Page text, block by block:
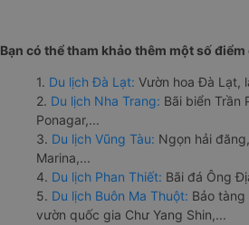
Bạn có thể tham khảo thêm một số
1. Du lịch Đà Lạt: Vườn hoa Đà Lạt,
2. Du lịch Nha Trang: Bãi biển Trần
Ponagar,...
3. Du lịch Vũng Tàu: Ngọn hải
Marina,...
4. Du lịch Phan Thiết: Bãi đá Ông
5. Du lịch Buôn Ma Thuột: Bảo tàng
vườn quốc gia Chư Yang Shin,...